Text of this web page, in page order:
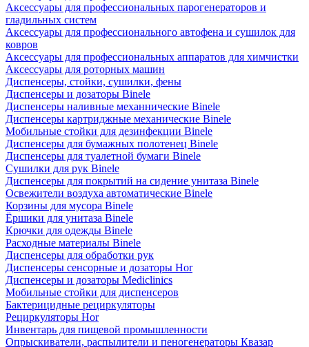
Аксессуары для профессиональных парогенераторов и
гладильных систем
Аксессуары для профессионального автофена и сушилок для
ковров
Аксессуары для профессиональных аппаратов для химчистки
Аксессуары для роторных машин
Диспенсеры, стойки, сушилки, фены
Диспенсеры и дозаторы Binele
Диспенсеры наливные механнические Binele
Диспенсеры картриджные механические Binele
Мобильные стойки для дезинфекции Binele
Диспенсеры для бумажных полотенец Binele
Диспенсеры для туалетной бумаги Binele
Сушилки для рук Binele
Диспенсеры для покрытий на сидение унитаза Binele
Освежители воздуха автоматические Binele
Корзины для мусора Binele
Ёршики для унитаза Binele
Крючки для одежды Binele
Расходные материалы Binele
Диспенсеры для обработки рук
Диспенсеры сенсорные и дозаторы Hor
Диспенсеры и дозаторы Mediclinics
Мобильные стойки для диспенсеров
Бактерицидные рециркуляторы
Рециркуляторы Hor
Инвентарь для пищевой промышленности
Опрыскиватели, распылители и пеногенераторы Квазар